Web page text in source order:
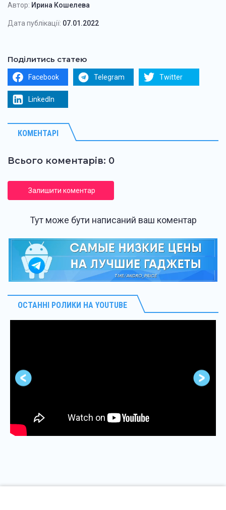
Автор: Ирина Кошелева
Дата публікації: 07.01.2022
Поділитись статею
Facebook Telegram Twitter
LinkedIn
КОМЕНТАРІ
Всього коментарів: 0
Залишити коментар
Тут може бути написаний ваш коментар
ОСТАННІ РОЛИКИ НА YOUTUBE